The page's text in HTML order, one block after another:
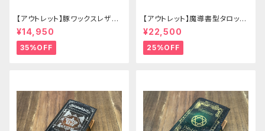
【アウトレット】豚ワックスレザー
のかぶせタイプの紳士長財布
¥14,950
35%OFF
【アウトレット】魔導書型タロット
カードケース Grimoire 青の書
¥22,500
25%OFF